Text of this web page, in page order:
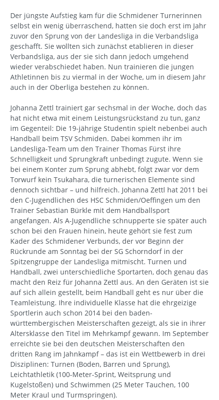
Der jüngste Aufstieg kam für die Schmidener Turnerinnen
selbst ein wenig überraschend, hatten sie doch erst im Jahr
zuvor den Sprung von der Landesliga in die Verbandsliga
geschafft. Sie wollten sich zunächst etablieren in dieser
Verbandsliga, aus der sie sich dann jedoch umgehend
wieder verabschiedet haben. Nun trainieren die jungen
Athletinnen bis zu viermal in der Woche, um in diesem Jahr
auch in der Oberliga bestehen zu können.
Johanna Zettl trainiert gar sechsmal in der Woche, doch das
hat nicht etwa mit einem Leistungsrückstand zu tun, ganz
im Gegenteil: Die 19-jährige Studentin spielt nebenbei auch
Handball beim TSV Schmiden. Dabei kommen ihr im
Landesliga-Team um den Trainer Thomas Fürst ihre
Schnelligkeit und Sprungkraft unbedingt zugute. Wenn sie
bei einem Konter zum Sprung abhebt, folgt zwar vor dem
Torwurf kein Tsukahara, die turnerischen Elemente sind
dennoch sichtbar – und hilfreich. Johanna Zettl hat 2011 bei
den C-Jugendlichen des HSC Schmiden/Oeffingen um den
Trainer Sebastian Bürkle mit dem Handballsport
angefangen. Als A-Jugendliche schnupperte sie später auch
schon bei den Frauen hinein, heute gehört sie fest zum
Kader des Schmidener Verbunds, der vor Beginn der
Rückrunde am Sonntag bei der SG Schorndorf in der
Spitzengruppe der Landesliga mitmischt. Turnen und
Handball, zwei unterschiedliche Sportarten, doch genau das
macht den Reiz für Johanna Zettl aus. An den Geräten ist sie
auf sich allein gestellt, beim Handball geht es nur über die
Teamleistung. Ihre individuelle Klasse hat die ehrgeizige
Sportlerin auch schon 2014 bei den baden-
württembergischen Meisterschaften gezeigt, als sie in ihrer
Altersklasse den Titel im Mehrkampf gewann. Im September
erreichte sie bei den deutschen Meisterschaften den
dritten Rang im Jahnkampf – das ist ein Wettbewerb in drei
Disziplinen: Turnen (Boden, Barren und Sprung),
Leichtathletik (100-Meter-Sprint, Weitsprung und
Kugelstoßen) und Schwimmen (25 Meter Tauchen, 100
Meter Kraul und Turmspringen).